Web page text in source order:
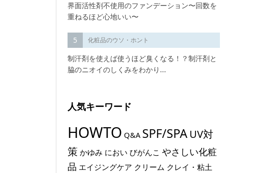
界面活性剤不使用のファンデーション〜回数を
重ねるほど心地いい〜
5 化粧品のウソ・ホント
制汗剤を使えば使うほど臭くなる！？制汗剤と
脇のニオイのしくみをわかり...
人気キーワード
HOWTO Q&A SPF/SPAUV対
策 かゆみ におい びがんこ やさしい化粧
品 エイジングケア クリーム クレイ・粘土